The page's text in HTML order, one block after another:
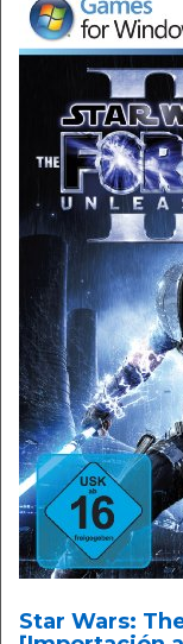
Star Wars: